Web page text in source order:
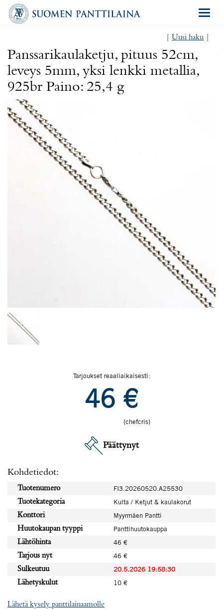
Uusi haku
Panssarikaulaketju, pituus 52cm,
leveys 5mm, yksi lenkki metallia,
925br Paino: 25,4 g
Tarjoukset reaaliaikaisesti:
46 €
(chefcris)
Päättynyt
Kohdetiedot:
Tuotenumero
FI3.20260520.A25530
Tuotekategoria
Kulta / Ketjut & kaulakorut
Konttori
Myyrmäen Pantti
Huutokaupan tyyppi
Panttihuutokauppa
Lähtöhinta
46 €
Tarjous nyt
46 €
Sulkeutuu
20.5.2026 19:58:30
Lähetyskulut
10 €
Lähetä kysely panttilainaamolle